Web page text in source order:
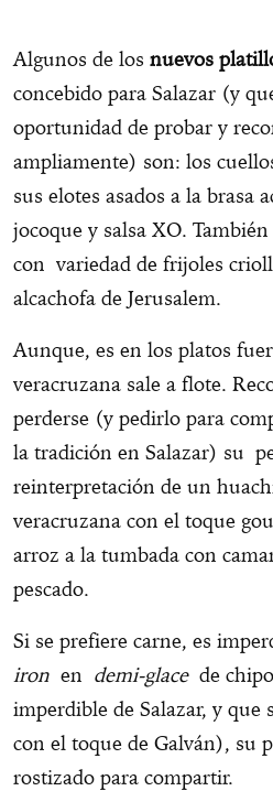
Algunos de los nuevos
concebido para Salazar (y
oportunidad de probar y
ampliamente) son: los
sus elotes asados a la brasa
jocoque y salsa XO.
con variedad de frijoles
alcachofa de Jerusalem.
Aunque, es en los platos
veracruzana sale a flote.
perderse (y pedirlo para
la tradición en Salazar) su
reinterpretación de un
veracruzana con el toque
arroz a la tumbada con
pescado.
Si se prefiere carne, es
iron en demi-glacede
imperdible de Salazar, y
con el toque de Galván), su
rostizado para compartir.